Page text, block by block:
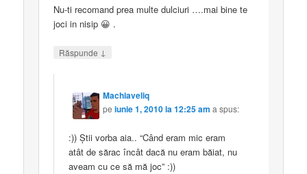
Nu-ti recomand prea multe dulciuri ….mai bine te
joci in nisip 😀 .
Răspunde ↓
Machiaveliq
peiunie 1, 2010 la 12:25 am a spus:
:)) Ştii vorba aia.. “Când eram mic eram
atât de sărac încât dacă nu eram băiat, nu
aveam cu ce să mă joc” :))